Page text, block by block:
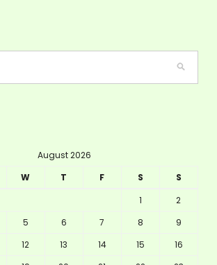
August 2026
W T F S
S
1
2
5 6 7 8
9
12 13 14 15
16